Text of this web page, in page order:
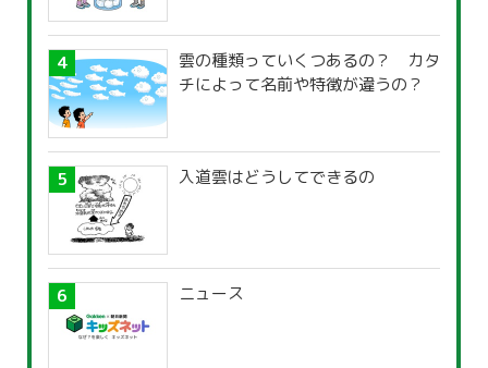
雲の種類っていくつあるの？ カタ
チによって名前や特徴が違うの？
入道雲はどうしてできるの
ニュース